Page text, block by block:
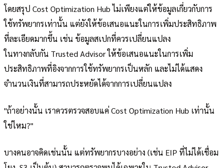
โดยสรุป Cost Optimization Hub ไม่เพียงแต่ให้ข้อมูลเกี่ยวกับการ
ใช้ทรัพยากรเท่านั้น แต่ยังให้ข้อเสนอแนะในการเพิ่มประสิทธิภาพ
ที่ละเอียดมากขึ้น เช่น ข้อมูลสเปกที่ควรเปลี่ยนแปลง
ในทางกลับกัน Trusted Advisor ให้ข้อเสนอแนะในการเพิ่ม
ประสิทธิภาพที่อิงจากการใช้ทรัพยากรเป็นหลัก และไม่ได้แสดง
จำนวนเงินที่สามารถประหยัดได้จากการเปลี่ยนแปลง
"ถ้าอย่างนั้น เราควรตรวจสอบแค่ Cost Optimization Hub เท่านั้น
ใช่ไหม?"
บางคนอาจคิดเช่นนั้น แต่ทรัพยากรบางอย่าง (เช่น EIP ที่ไม่ได้เชื่อม